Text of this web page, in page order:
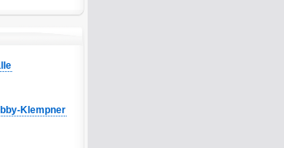
Klempner